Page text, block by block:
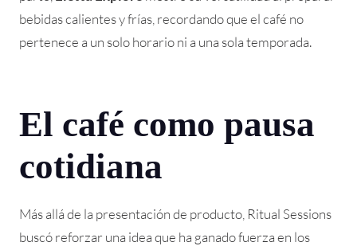
bebidas calientes y frías, recordando que el café no
pertenece a un solo horario ni a una sola temporada.
El café como pausa
cotidiana
Más allá de la presentación de producto, Ritual Sessions
buscó reforzar una idea que ha ganado fuerza en los